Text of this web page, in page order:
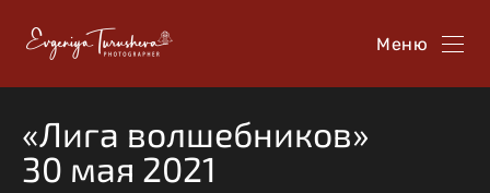
Меню
«Лига волшебников»
30 мая 2021